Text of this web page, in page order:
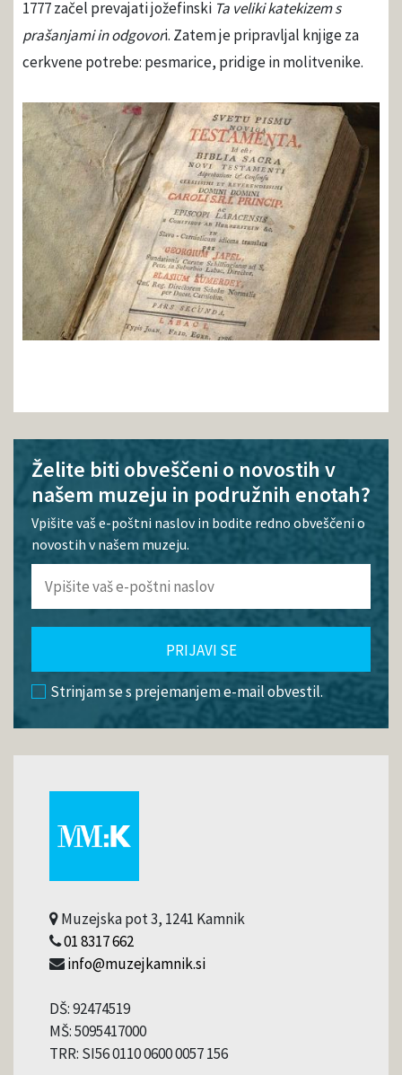
1777 začel prevajati jožefinski Ta veliki katekizem s
prašanjami in odgovori. Zatem je pripravljal knjige za
cerkvene potrebe: pesmarice, pridige in molitvenike.
Želite biti obveščeni o novostih v
našem muzeju in podružnih enotah?
Vpišite vaš e-poštni naslov in bodite redno obveščeni o
novostih v našem muzeju.
PRIJAVI SE
Strinjam se s prejemanjem e-mail obvestil.
Muzejska pot 3, 1241 Kamnik
01 8317 662
info@muzejkamnik.si
DŠ: 92474519
MŠ: 5095417000
TRR: SI56 0110 0600 0057 156